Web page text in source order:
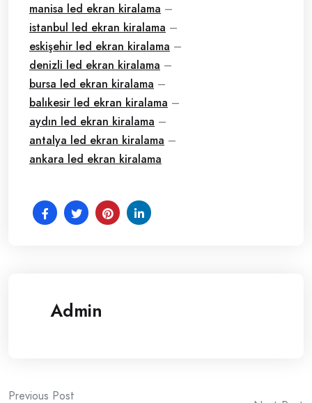
manisa led ekran kiralama –
istanbul led ekran kiralama –
eskişehir led ekran kiralama –
denizli led ekran kiralama –
bursa led ekran kiralama –
balıkesir led ekran kiralama –
aydın led ekran kiralama –
antalya led ekran kiralama –
ankara led ekran kiralama
Admin
Previous Post